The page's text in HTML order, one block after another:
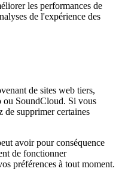
les performances de
de l'expérience des
de sites web tiers,
ou SoundCloud. Si vous
de supprimer certaines
avoir pour conséquence
de fonctionner
préférences à tout moment.